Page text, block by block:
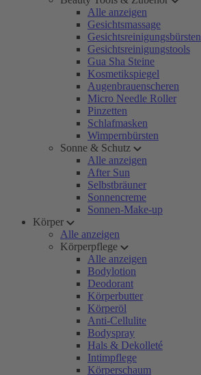
Alle anzeigen
Gesichtsmassage
Gesichtsreinigungsbürsten
Gesichtsreinigungstools
Gua Sha Steine
Kosmetikspiegel
Augenbrauenscheren
Micro Needle Roller
Pinzetten
Schlafmasken
Wimpernbürsten
Sonne & Schutz
Alle anzeigen
After Sun
Selbstbräuner
Sonnencreme
Sonnen-Make-up
Körper
Alle anzeigen
Körperpflege
Alle anzeigen
Bodylotion
Deodorant
Körperbutter
Körperöl
Anti-Cellulite
Bodyspray
Hals & Dekolleté
Intimpflege
Körperschaum